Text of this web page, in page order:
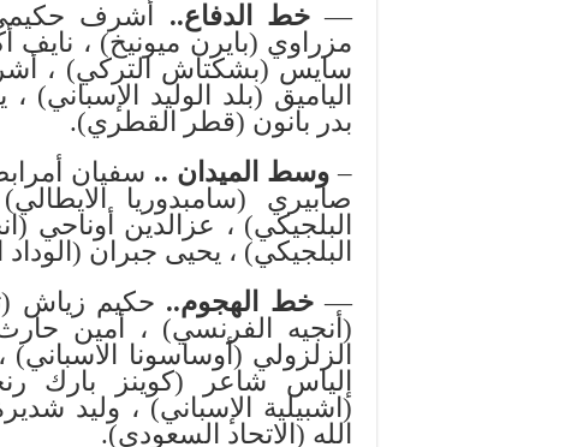
—خط الدفاع.. أشرف
مزراوي (بايرن ميونيخ) ،
سايس (بشكتاش التركي) ،
الياميق (بلد الوليد
بدر بانون (قطر القطري).
– وسط الميدان .. سفيان
صابيري (سامبدوريا
البلجيكي) ، عزالدين أوناحي
البلجيكي) ، يحيى جبران
—خط الهجوم.. حكيم زياش
(أنجيه الفرنسي) ، أمين
الزلزولي (أوساسونا
إلياس شاعر (كوينز بارك
(اشبيلية الإسباني) ، وليد
الله (الاتحاد السعودي).